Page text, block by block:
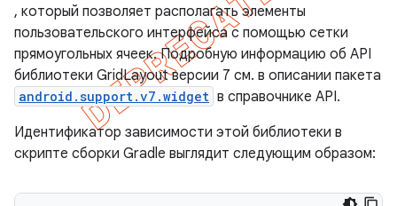
, который позволяет располагать элементы
пользовательского интерфейса с помощью сетки
прямоугольных ячеек. Подробную информацию об API
библиотеки GridLayout версии 7 см. в описании пакета
android.support.v7.widget в справочнике API.
Идентификатор зависимости этой библиотеки в
скрипте сборки Gradle выглядит следующим образом: